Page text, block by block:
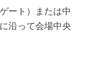
ート）または中
沿って会場中央